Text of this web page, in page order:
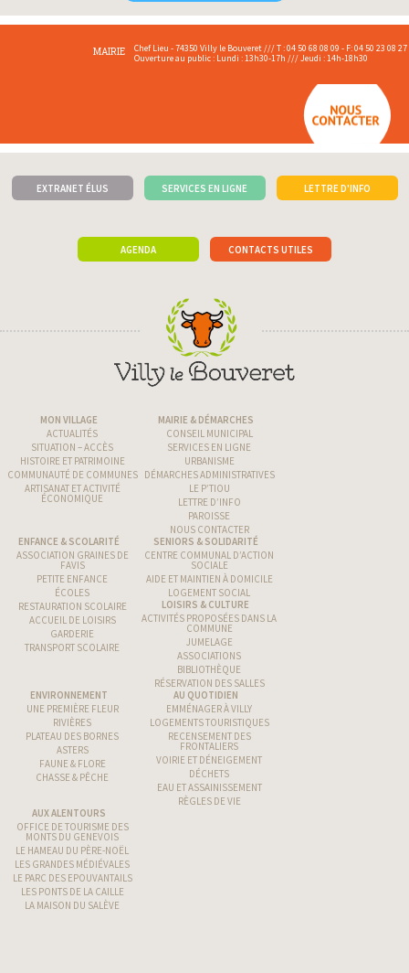
MAIRIE
Chef Lieu - 74350 Villy le Bouveret /// T : 04 50 68 08 09 - F: 04 50 23 08 27
Ouverture au public : Lundi : 13h30-17h /// Jeudi : 14h-18h30
EXTRANET ÉLUS SERVICES EN LIGNE LETTRE D'INFO
AGENDA CONTACTS UTILES
MON VILLAGE
ACTUALITÉS
SITUATION – ACCÈS
HISTOIRE ET PATRIMOINE
COMMUNAUTÉ DE COMMUNES
ARTISANAT ET ACTIVITÉ
ÉCONOMIQUE
MAIRIE & DÉMARCHES
CONSEIL MUNICIPAL
SERVICES EN LIGNE
URBANISME
DÉMARCHES ADMINISTRATIVES
LE P’TIOU
LETTRE D’INFO
PAROISSE
NOUS CONTACTER
ENFANCE & SCOLARITÉ
ASSOCIATION GRAINES DE
FAVIS
PETITE ENFANCE
ÉCOLES
RESTAURATION SCOLAIRE
ACCUEIL DE LOISIRS
GARDERIE
TRANSPORT SCOLAIRE
SENIORS & SOLIDARITÉ
CENTRE COMMUNAL D’ACTION
SOCIALE
AIDE ET MAINTIEN À DOMICILE
LOGEMENT SOCIAL
LOISIRS & CULTURE
ACTIVITÉS PROPOSÉES DANS LA
COMMUNE
JUMELAGE
ASSOCIATIONS
BIBLIOTHÈQUE
RÉSERVATION DES SALLES
ENVIRONNEMENT
UNE PREMIÈRE FLEUR
RIVIÈRES
PLATEAU DES BORNES
ASTERS
FAUNE & FLORE
CHASSE & PÊCHE
AU QUOTIDIEN
EMMÉNAGER À VILLY
LOGEMENTS TOURISTIQUES
RECENSEMENT DES
FRONTALIERS
VOIRIE ET DÉNEIGEMENT
DÉCHETS
EAU ET ASSAINISSEMENT
RÈGLES DE VIE
AUX ALENTOURS
OFFICE DE TOURISME DES
MONTS DU GENEVOIS
LE HAMEAU DU PÈRE-NOËL
LES GRANDES MÉDIÉVALES
LE PARC DES EPOUVANTAILS
LES PONTS DE LA CAILLE
LA MAISON DU SALÈVE